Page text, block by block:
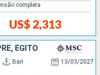
US$ 2,313
completa
EGITO
Bari 13/03/2027